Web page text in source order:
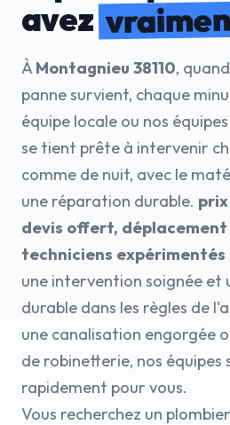
avez
ÀMontagnieu 38110,
panne survient, chaque
équipe locale ou nos
se tient prête à intervenir
comme de nuit, avec le
une réparation durable.
devis offert,
techniciens expérimentés
une intervention soignée et
durable dans les règles de
une canalisation engorgée
de robinetterie, nos équipes
rapidement pour vous.
Vous recherchez un